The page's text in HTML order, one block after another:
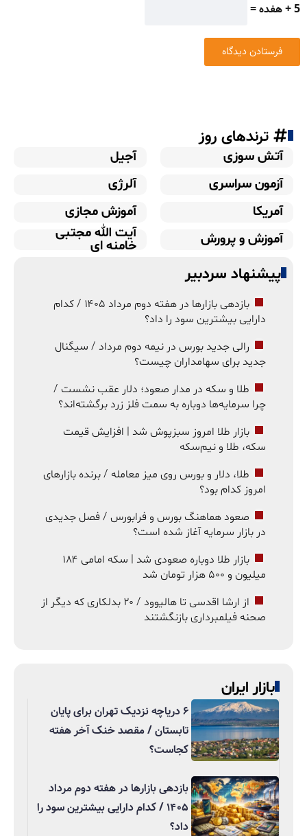
5 + هفده =
ترندهای روز
آتش سوزی
آجیل
آزمون سراسری
آلرژی
آمریکا
آموزش مجازی
آموزش و پرورش
آیت الله مجتبی
خامنه ای
پیشنهاد سردبیر
بازدهی بازارها در هفته دوم مرداد ۱۴۰۵ / کدام
دارایی بیشترین سود را داد؟
رالی جدید بورس در نیمه دوم مرداد / سیگنال
جدید برای سهامداران چیست؟
طلا و سکه در مدار صعود؛ دلار عقب نشست /
چرا سرمایه‌ها دوباره به سمت فلز زرد برگشته‌اند؟
بازار طلا امروز سبزپوش شد | افزایش قیمت
سکه، طلا و نیم‌سکه
طلا، دلار و بورس روی میز معامله / برنده بازارهای
امروز کدام بود؟
صعود هماهنگ بورس و فرابورس / فصل جدیدی
در بازار سرمایه آغاز شده است؟
بازار طلا دوباره صعودی شد | سکه امامی ۱۸۴
میلیون و ۵۰۰ هزار تومان شد
از ارشا اقدسی تا هالیوود / ۲۰ بدلکاری که دیگر از
صحنه فیلمبرداری بازنگشتند
بازار ایران
۶ دریاچه نزدیک تهران برای پایان
تابستان / مقصد خنک آخر هفته
کجاست؟
بازدهی بازارها در هفته دوم مرداد
۱۴۰۵ / کدام دارایی بیشترین سود را
داد؟